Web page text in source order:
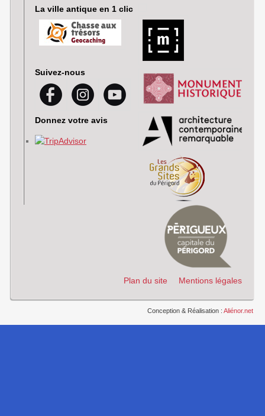
La ville antique en 1 clic
Suivez-nous
Donnez votre avis
Plan du site Mentions légales
Conception & Réalisation : Aliénor.net